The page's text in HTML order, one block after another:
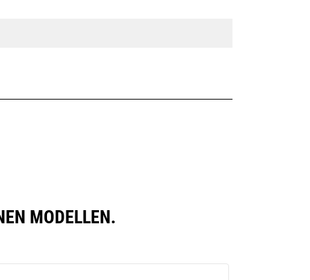
MODELLEN.